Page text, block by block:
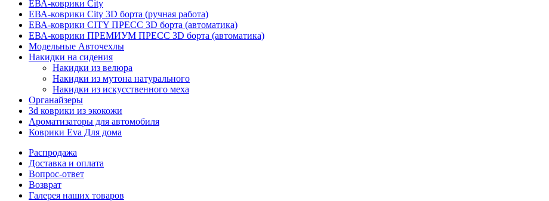
ЕВА-коврики City
ЕВА-коврики City 3D борта (ручная работа)
ЕВА-коврики CITY ПРЕСС 3D борта (автоматика)
ЕВА-коврики ПРЕМИУМ ПРЕСС 3D борта (автоматика)
Модельные Авточехлы
Накидки на сидения
Накидки из велюра
Накидки из мутона натурального
Накидки из искусственного меха
Органайзеры
3d коврики из экокожи
Ароматизаторы для автомобиля
Коврики Eva Для дома
Распродажа
Доставка и оплата
Вопрос-ответ
Возврат
Галерея наших товаров